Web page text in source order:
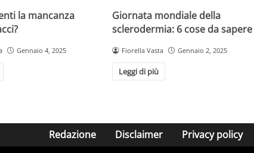
la mancanza
Gennaio 4, 2025
Giornata mondiale della
sclerodermia: 6 cose da sapere
Fiorella Vasta Gennaio 2, 2025
Leggi di più
Redazione Disclaimer Privacy policy